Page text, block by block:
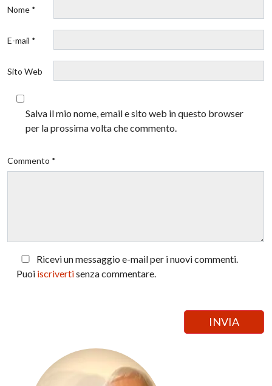
Nome *
E-mail *
Sito Web
Salva il mio nome, email e sito web in questo browser
per la prossima volta che commento.
Commento *
Ricevi un messaggio e-mail per i nuovi commenti.
Puoi iscrivertisenza commentare.